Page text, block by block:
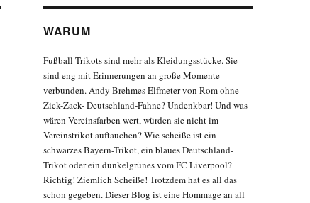
WARUM
Fußball-Trikots sind mehr als Kleidungsstücke. Sie
sind eng mit Erinnerungen an große Momente
verbunden. Andy Brehmes Elfmeter von Rom ohne
Zick-Zack- Deutschland-Fahne? Undenkbar! Und was
wären Vereinsfarben wert, würden sie nicht im
Vereinstrikot auftauchen? Wie scheiße ist ein
schwarzes Bayern-Trikot, ein blaues Deutschland-
Trikot oder ein dunkelgrünes vom FC Liverpool?
Richtig! Ziemlich Scheiße! Trotzdem hat es all das
schon gegeben. Dieser Blog ist eine Hommage an all